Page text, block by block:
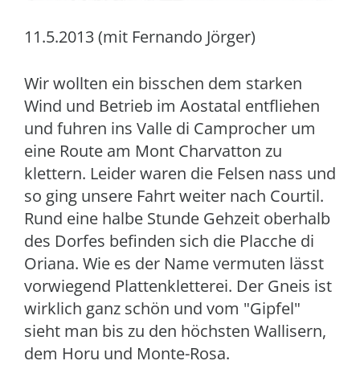
11.5.2013 (mit Fernando Jörger)
Wir wollten ein bisschen dem starken
Wind und Betrieb im Aostatal entfliehen
und fuhren ins Valle di Camprocher um
eine Route am Mont Charvatton zu
klettern. Leider waren die Felsen nass und
so ging unsere Fahrt weiter nach Courtil.
Rund eine halbe Stunde Gehzeit oberhalb
des Dorfes befinden sich die Placche di
Oriana. Wie es der Name vermuten lässt
vorwiegend Plattenkletterei. Der Gneis ist
wirklich ganz schön und vom "Gipfel"
sieht man bis zu den höchsten Wallisern,
dem Horu und Monte-Rosa.